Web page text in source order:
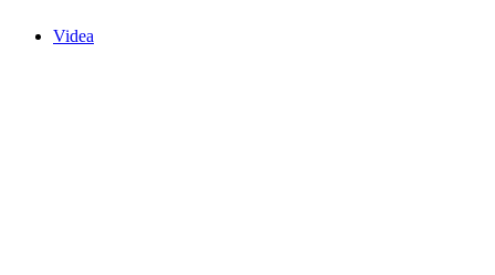
Videa